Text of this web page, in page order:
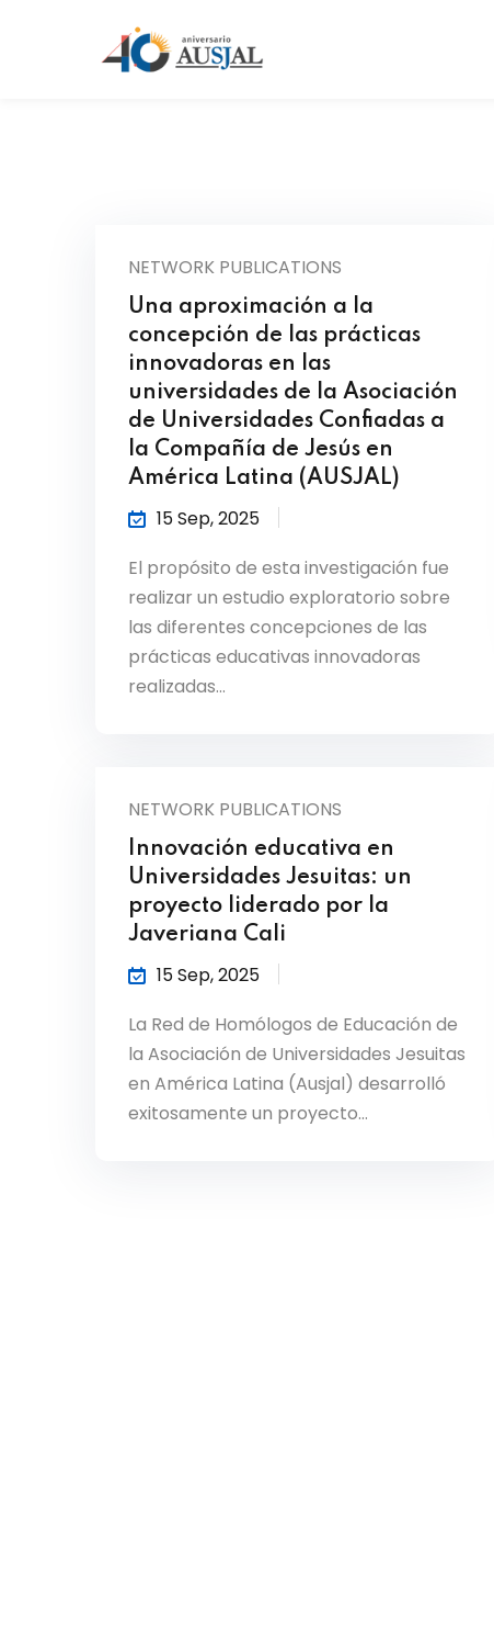
NETWORK PUBLICATIONS
Una aproximación a la
concepción de las prácticas
innovadoras en las
universidades de la Asociación
de Universidades Confiadas a
la Compañía de Jesús en
América Latina (AUSJAL)
15 Sep, 2025
El propósito de esta investigación fue
realizar un estudio exploratorio sobre
las diferentes concepciones de las
prácticas educativas innovadoras
realizadas…
NETWORK PUBLICATIONS
Innovación educativa en
Universidades Jesuitas: un
proyecto liderado por la
Javeriana Cali
15 Sep, 2025
La Red de Homólogos de Educación de
la Asociación de Universidades Jesuitas
en América Latina (Ausjal) desarrolló
exitosamente un proyecto…